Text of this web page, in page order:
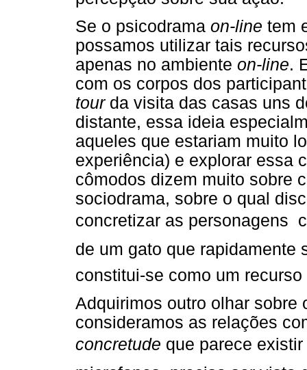
Se o psicodrama on-line tem
possamos utilizar tais
apenas no ambiente on-line.
com os corpos dos
tourda visita das casas uns
distante, essa ideia
aqueles que estariam muito
experiência) e explorar essa
cômodos dizem muito sobre
sociodrama, sobre o qual
concretizar as personagens
de um gato que rapidamente
constitui-se como um
Adquirimos outro olhar sobre
consideramos as relações
concretude que parece existir